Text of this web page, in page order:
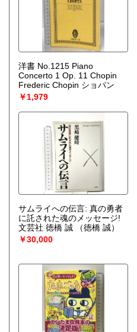
洋書 No.1215 Piano
Concerto 1 Op. 11 Chopin
Frederic Chopin ショパン
￥1,979
サムライへの伝言: 真の勇者
に託された魂のメッセージ!
文芸社 徳橋 誠
（徳橋 誠）
￥30,000